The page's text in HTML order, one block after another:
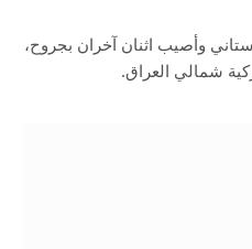
وأصيب اثنان آخران بجروح،
شمالي العراق.